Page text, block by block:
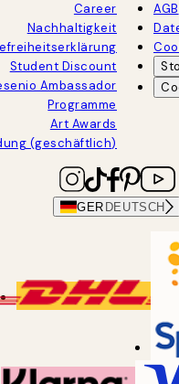
Career
Nachhaltigkeit
Student Discount
Ambassador
Programme
Art Awards
(geschäftlich)
AGB
GER DEUTSCH